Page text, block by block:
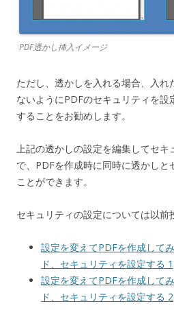
PDF透かし挿入イメージ
ただし、透かしを入れる場合、入れ
ないようにPDFのセキュリティを設
することをお勧めします。
上記の透かしの設定を編集してセ
で、PDFを作成時に同時に透かしと
ことができます。
セキュリティの設定については以前
設定を変えてPDFを作成して
ド、セキュリティを設定する 1
設定を変えてPDFを作成して
ド、セキュリティを設定する 2